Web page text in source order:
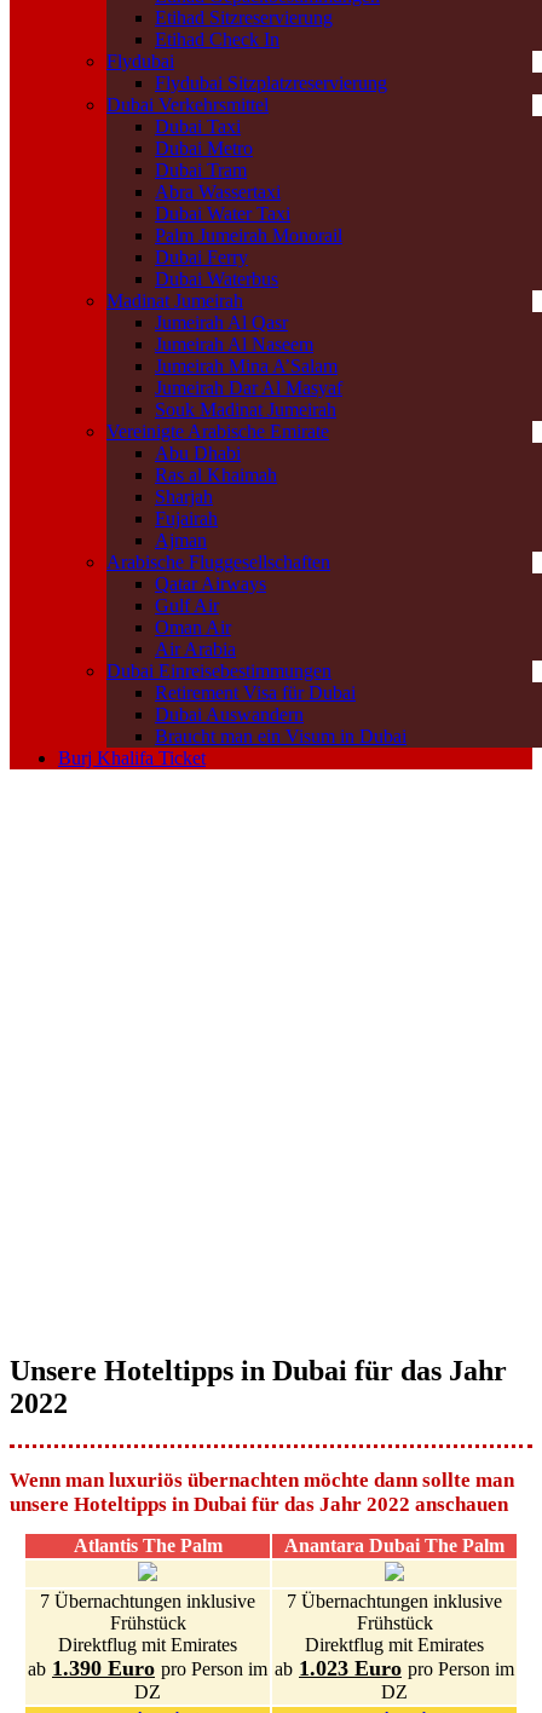
Etihad Sitzreservierung
Etihad Check In
Flydubai
Flydubai Sitzplatzreservierung
Dubai Verkehrsmittel
Dubai Taxi
Dubai Metro
Dubai Tram
Abra Wassertaxi
Dubai Water Taxi
Palm Jumeirah Monorail
Dubai Ferry
Dubai Waterbus
Madinat Jumeirah
Jumeirah Al Qasr
Jumeirah Al Naseem
Jumeirah Mina A’Salam
Jumeirah Dar Al Masyaf
Souk Madinat Jumeirah
Vereinigte Arabische Emirate
Abu Dhabi
Ras al Khaimah
Sharjah
Fujairah
Ajman
Arabische Fluggesellschaften
Qatar Airways
Gulf Air
Oman Air
Air Arabia
Dubai Einreisebestimmungen
Retirement Visa für Dubai
Dubai Auswandern
Braucht man ein Visum in Dubai
Burj Khalifa Ticket
Unsere Hoteltipps in Dubai für das Jahr
2022
Wenn man luxuriös übernachten möchte dann sollte man
unsere Hoteltipps in Dubai für das Jahr 2022 anschauen
Atlantis The Palm Anantara Dubai The Palm
7 Übernachtungen inklusive
Frühstück
Direktflug mit Emirates
ab 1.390 Euro pro Person im
DZ
7 Übernachtungen inklusive
Frühstück
Direktflug mit Emirates
ab 1.023 Euro pro Person im
DZ